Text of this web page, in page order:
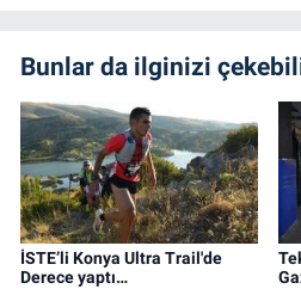
Bunlar da ilginizi
İSTE’li Konya Ultra Trail'de
Derece yaptı…